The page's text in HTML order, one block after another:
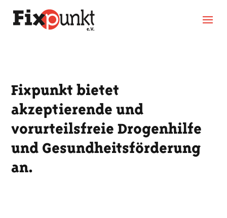
Fixpunkt bietet
akzeptierende und
vorurteilsfreie Drogenhilfe
und Gesundheitsförderung
an.